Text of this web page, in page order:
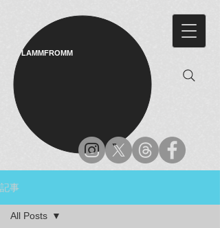
LAMMFROMM​
記事
All Posts